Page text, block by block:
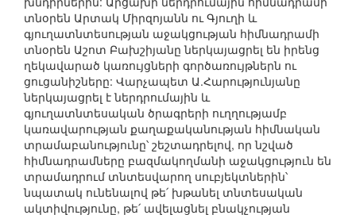
տնօրեն Արտակ Միրզոյանն ու Գյուղի և
գյուղատնտեսության աջակցության հիմնադրամի
տնօրեն Աշոտ Բախշիյանը ներկայացրել են իրենց
ղեկավարած կառույցների գործառույթներն ու
ցուցանիշները: Վարչապետ Ա.Հարությունյանը
ներկայացրել է ներդրումային և
գյուղատնտեսական ծրագրերի ուղղությամբ
կառավարության քաղաքականության հիմնական
տրամաբանությունը՝ շեշտադրելով, որ նշված
հիմնադրամները բազմակողմանի աջակցություն են
տրամադրում տնտեսվարող սուբյեկտներին՝
նպատակ ունենալով թե՛ խթանել տնտեսական
ակտիվությունը, թե՛ ավելացնել բնակչության